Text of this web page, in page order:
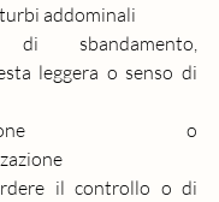
addominali
di sbandamento,
leggera o senso di
o
il controllo o di